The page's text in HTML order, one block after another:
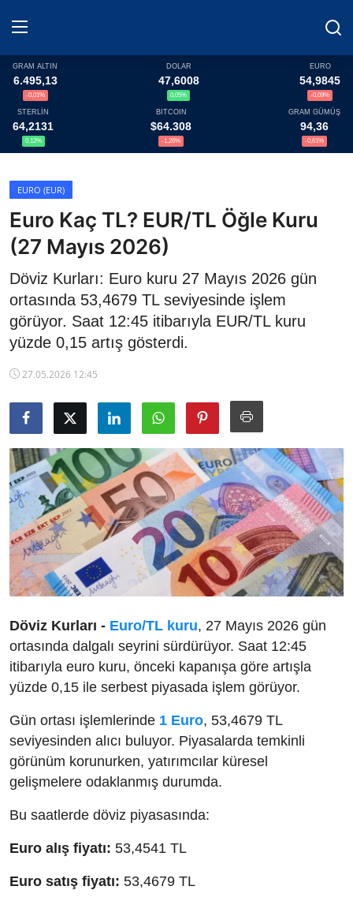
Haberler
Döviz
Altın Fiyatları
Döviz Kurları
Fonlar
Kripto Paralar
Çeviriciler
TCMB Kurları
Emtia Fiyatları
Kapalı Çarşı
Şirket Haberleri
GRAM ALTIN
6.495,13
-0,01%
DOLAR
47,6008
0,05%
EURO
54,9845
-0,09%
STERLİN
64,2131
0,12%
BITCOIN
$64.308
-1,26%
GRAM GÜMÜŞ
94,36
-0,61%
EURO (EUR)
Euro Kaç TL? EUR/TL Öğle Kuru
(27 Mayıs 2026)
Döviz Kurları: Euro kuru 27 Mayıs 2026 gün
ortasında 53,4679 TL seviyesinde işlem
görüyor. Saat 12:45 itibarıyla EUR/TL kuru
yüzde 0,15 artış gösterdi.
27.05.2026 12:45
Döviz Kurları - Euro/TL kuru, 27 Mayıs 2026 gün
ortasında dalgalı seyrini sürdürüyor. Saat 12:45
itibarıyla euro kuru, önceki kapanışa göre artışla
yüzde 0,15 ile serbest piyasada işlem görüyor.
Gün ortası işlemlerinde 1 Euro, 53,4679 TL
seviyesinden alıcı buluyor. Piyasalarda temkinli
görünüm korunurken, yatırımcılar küresel
gelişmelere odaklanmış durumda.
Bu saatlerde döviz piyasasında:
Euro alış fiyatı: 53,4541 TL
Euro satış fiyatı: 53,4679 TL